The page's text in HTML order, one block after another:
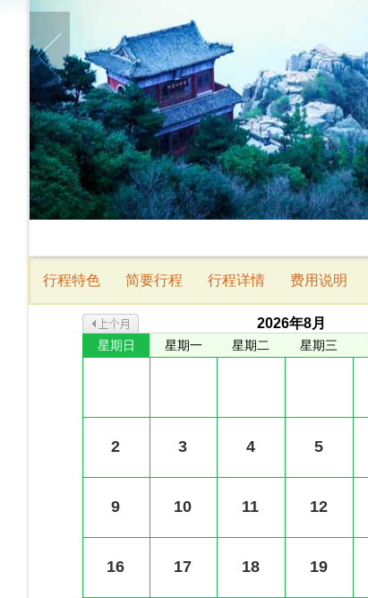
行程特色 简要行程 行程详情 费用说明
2026年8月
星期日 星期一 星期二 星期三
2 3 4 5
9 10 11 12
16 17 18 19